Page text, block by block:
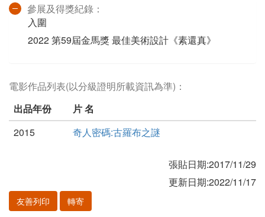
參展及得獎紀錄：
入圍
2022 第59屆金馬獎 最佳美術設計《素還真》
電影作品列表(以分級證明所載資訊為準)：
出品年份
片 名
2015
奇人密碼:古羅布之謎
張貼日期:2017/11/29
更新日期:2022/11/17
友善列印 轉寄